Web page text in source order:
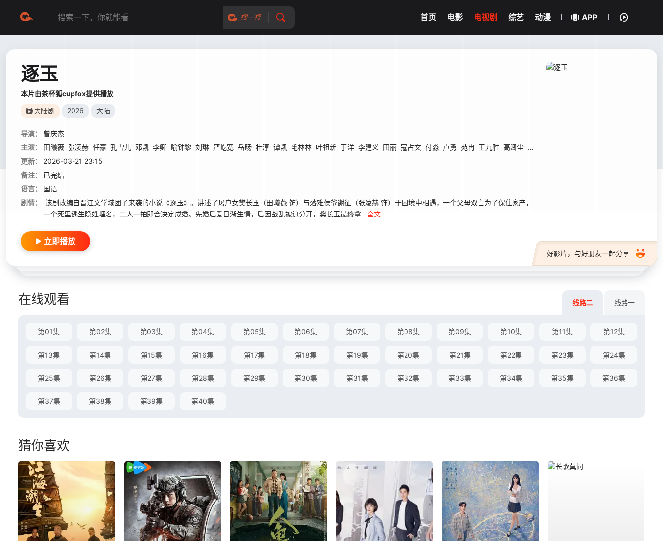
搜一搜 首页 电影 电视剧 综艺 动漫 APP
逐玉
本片由茶杯狐cupfox提供播放
大陆剧 2026 大陆
导演：
曾庆杰
主演：
田曦薇 张凌赫 任豪 孔雪儿 邓凯 李卿 喻钟黎 刘琳 严屹宽 岳旸 杜淳 谭凯 毛林林 叶祖新 于洋 李建义 田丽 寇占文 付淼 卢勇 苑冉 王九胜 高卿尘 贾妮
更新：
2026-03-21 23:15
备注：
已完结
语言：
国语
剧情：
该剧改编自晋江文学城团子来袭的小说《逐玉》。讲述了屠户女樊长玉（田曦薇 饰）与落难侯爷谢征（张凌赫 饰）于困境中相遇，一个父母双亡为了保住家产，
一个死里逃生隐姓埋名，二人一拍即合决定成婚。先婚后爱日渐生情，后因战乱被迫分开，樊长玉最终拿...全文
好影片，与好朋友一起分享
立即播放
在线观看 线路二 线路一
第01集 第02集 第03集 第04集 第05集 第06集 第07集 第08集 第09集 第10集 第11集 第12集
第13集 第14集 第15集 第16集 第17集 第18集 第19集 第20集 第21集 第22集 第23集 第24集
第25集 第26集 第27集 第28集 第29集 第30集 第31集 第32集 第33集 第34集 第35集 第36集
第37集 第38集 第39集 第40集
猜你喜欢